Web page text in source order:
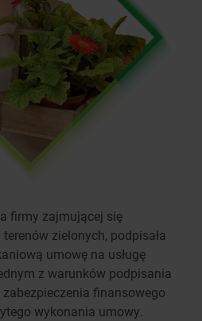
firmy zajmującej się
zielonych, podpisała
umowę na usługę
z warunków podpisania
zabezpieczenia finansowego
wykonania umowy.